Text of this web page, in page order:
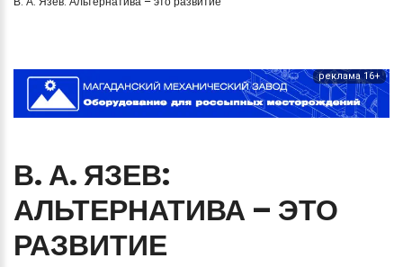
реклама 16+
В. А.ЯЗЕВ:
АЛЬТЕРНАТИВА – ЭТО
РАЗВИТИЕ